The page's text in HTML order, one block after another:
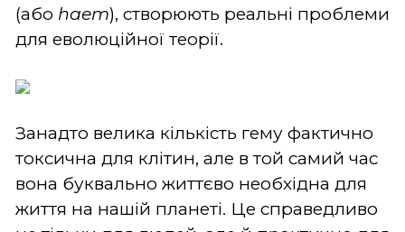
(або haem), створюють реальні проблеми
для еволюційної теорії.
Занадто велика кількість гему фактично
токсична для клітин, але в той самий час
вона буквально життєво необхідна для
життя на нашій планеті. Це справедливо